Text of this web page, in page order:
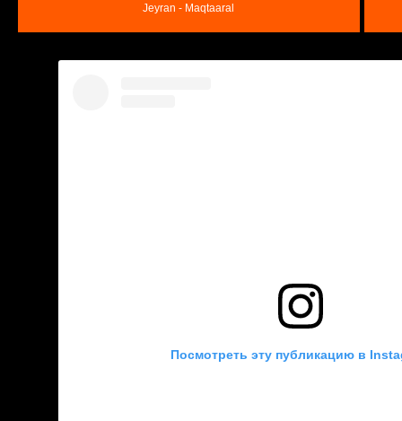
Jeyran - Maqtaaral
Посмотреть эту публикацию в